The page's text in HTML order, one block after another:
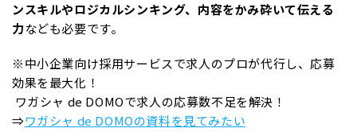
ンスキルやロジカルシンキング、内容をかみ砕いて伝える
力なども必要です。
※中小企業向け採用サービスで求人のプロが代行し、応募
効果を最大化！
ワガシャ de DOMOで求人の応募数不足を解決！
⇒ワガシャ de DOMOの資料を見てみたい